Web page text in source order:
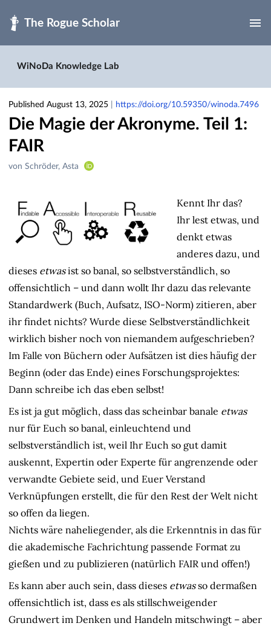
WiNoDa Knowledge Lab
Published August 13, 2025 https://doi.org/10.59350/winoda.7496
Die Magie der Akronyme. Teil 1:
FAIR
Creators
von Schröder, Asta
Kennt Ihr das?
Ihr lest etwas, und
denkt etwas
anderes dazu, und
dieses etwasist so banal, so selbstverständlich, so
offensichtlich – und dann wollt Ihr dazu das relevante
Standardwerk (Buch, Aufsatz, ISO-Norm) zitieren, aber
ihr findet nichts? Wurde diese Selbstverständlichkeit
wirklich bisher noch von niemandem aufgeschrieben?
Im Falle von Büchern oder Aufsätzen ist dies häufig der
Beginn (oder das Ende) eines Forschungsprojektes:
Dann schreibe ich das eben selbst!
Es ist ja gut möglich, dass das scheinbar banale etwas
nur für Euch so banal, einleuchtend und
selbstverständlich ist, weil Ihr Euch so gut damit
auskennt, Expertin oder Experte für angrenzende oder
verwandte Gebiete seid, und Euer Verstand
Verknüpfungen erstellt, die für den Rest der Welt nicht
so offen da liegen.
Nichts wäre naheliegender, als die Erkenntnis in das für
die akademische Fachrichtung passende Format zu
gießen und zu publizieren (natürlich FAIR und offen!)
Es kann aber auch sein, dass dieses etwasso dermaßen
offensichtlich ist, dass es als stillschweigender
Grundwert im Denken und Handeln mitschwingt – aber